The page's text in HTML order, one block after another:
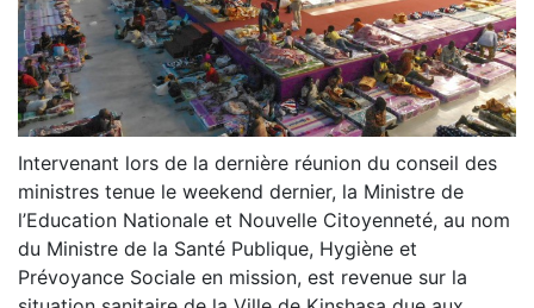
Intervenant lors de la dernière réunion du conseil des
ministres tenue le weekend dernier, la Ministre de
l’Education Nationale et Nouvelle Citoyenneté, au nom
du Ministre de la Santé Publique, Hygiène et
Prévoyance Sociale en mission, est revenue sur la